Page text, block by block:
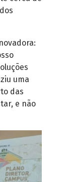
uma
das
e não